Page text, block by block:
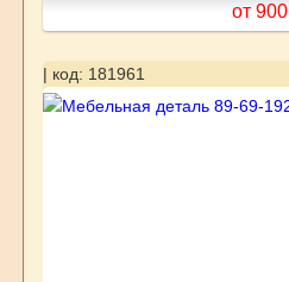
от 900
| код: 181961